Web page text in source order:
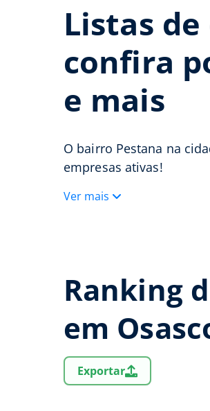
Listas
confira
e mais
O bairro Pestana na
empresas ativas!
Ver mais
Ranking
em
Exportar